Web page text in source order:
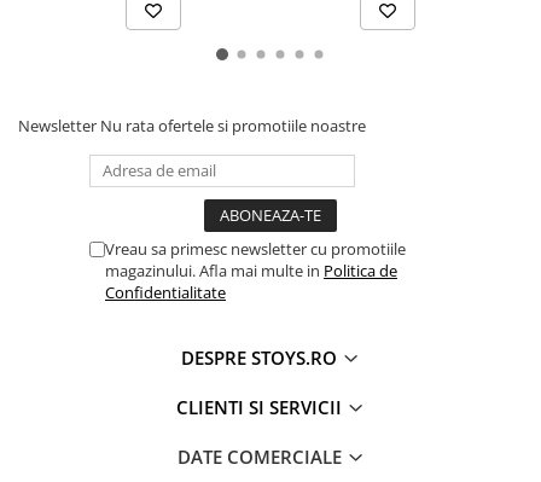
Newsletter Nu rata ofertele si promotiile noastre
Vreau sa primesc newsletter cu promotiile
magazinului. Afla mai multe in Politica de
Confidentialitate
DESPRE STOYS.RO
CLIENTI SI SERVICII
DATE COMERCIALE